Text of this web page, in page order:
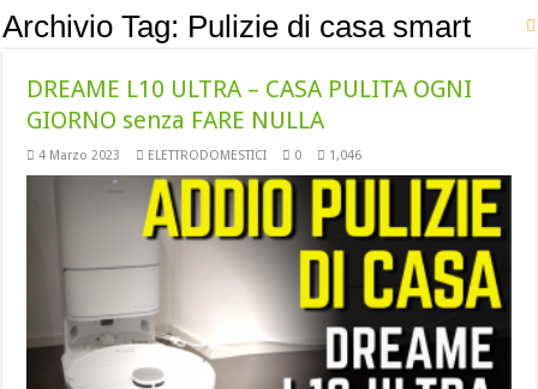
Archivio Tag: Pulizie di casa smart
DREAME L10 ULTRA – CASA PULITA OGNI
GIORNO senza FARE NULLA
4 Marzo 2023 ELETTRODOMESTICI 0 1,046